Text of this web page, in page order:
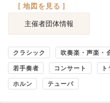
[ 地図を見る ]
主催者団体情報
クラシック 吹奏楽・声楽・
若手奏者 コンサート
ホルン テューバ